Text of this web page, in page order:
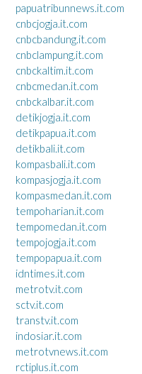
papuatribunnews.it.com
cnbcjogja.it.com
cnbcbandung.it.com
cnbclampung.it.com
cnbckaltim.it.com
cnbcmedan.it.com
cnbckalbar.it.com
detikjogja.it.com
detikpapua.it.com
detikbali.it.com
kompasbali.it.com
kompasjogja.it.com
kompasmedan.it.com
tempoharian.it.com
tempomedan.it.com
tempojogja.it.com
tempopapua.it.com
idntimes.it.com
metrotv.it.com
sctv.it.com
transtv.it.com
indosiar.it.com
metrotvnews.it.com
rctiplus.it.com